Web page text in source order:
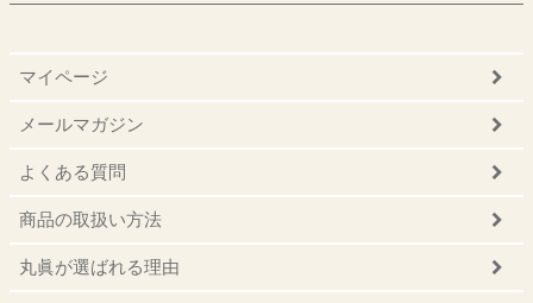
マイページ
メールマガジン
よくある質問
商品の取扱い方法
丸眞が選ばれる理由